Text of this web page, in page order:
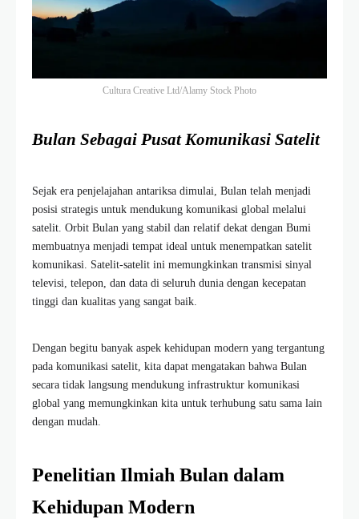
Cultura Creative Ltd/Alamy Stock Photo
Bulan Sebagai Pusat Komunikasi Satelit
Sejak era penjelajahan antariksa dimulai, Bulan telah menjadi
posisi strategis untuk mendukung komunikasi global melalui
satelit. Orbit Bulan yang stabil dan relatif dekat dengan Bumi
membuatnya menjadi tempat ideal untuk menempatkan satelit
komunikasi. Satelit-satelit ini memungkinkan transmisi sinyal
televisi, telepon, dan data di seluruh dunia dengan kecepatan
tinggi dan kualitas yang sangat baik.
Dengan begitu banyak aspek kehidupan modern yang tergantung
pada komunikasi satelit, kita dapat mengatakan bahwa Bulan
secara tidak langsung mendukung infrastruktur komunikasi
global yang memungkinkan kita untuk terhubung satu sama lain
dengan mudah.
Penelitian Ilmiah Bulan dalam
Kehidupan Modern